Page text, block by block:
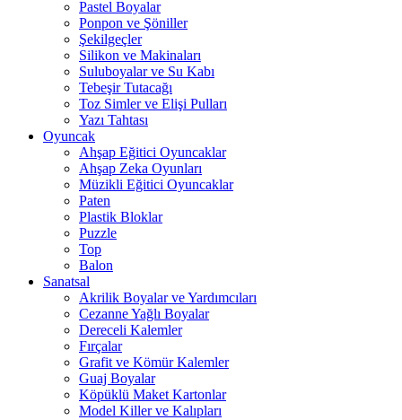
Pastel Boyalar
Ponpon ve Şöniller
Şekilgeçler
Silikon ve Makinaları
Suluboyalar ve Su Kabı
Tebeşir Tutacağı
Toz Simler ve Elişi Pulları
Yazı Tahtası
Oyuncak
Ahşap Eğitici Oyuncaklar
Ahşap Zeka Oyunları
Müzikli Eğitici Oyuncaklar
Paten
Plastik Bloklar
Puzzle
Top
Balon
Sanatsal
Akrilik Boyalar ve Yardımcıları
Cezanne Yağlı Boyalar
Dereceli Kalemler
Fırçalar
Grafit ve Kömür Kalemler
Guaj Boyalar
Köpüklü Maket Kartonlar
Model Killer ve Kalıpları